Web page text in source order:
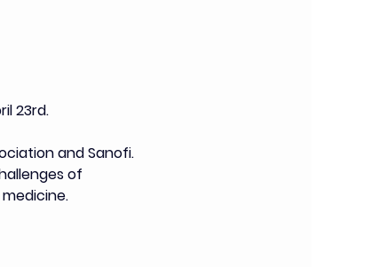
23rd.
and Sanofi.
of